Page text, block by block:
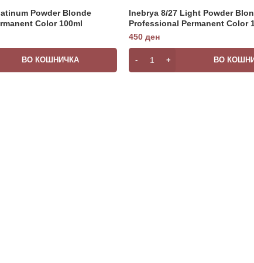
Powder Blonde
Color 100ml
ВО КОШНИЧКА
Inebrya 8/27 Light Powder
Professional Permanent Color
450 ден
ВО